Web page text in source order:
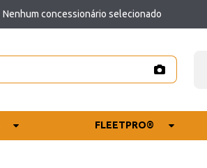
Nenhum concessionário selecionado
FLEETPRO®